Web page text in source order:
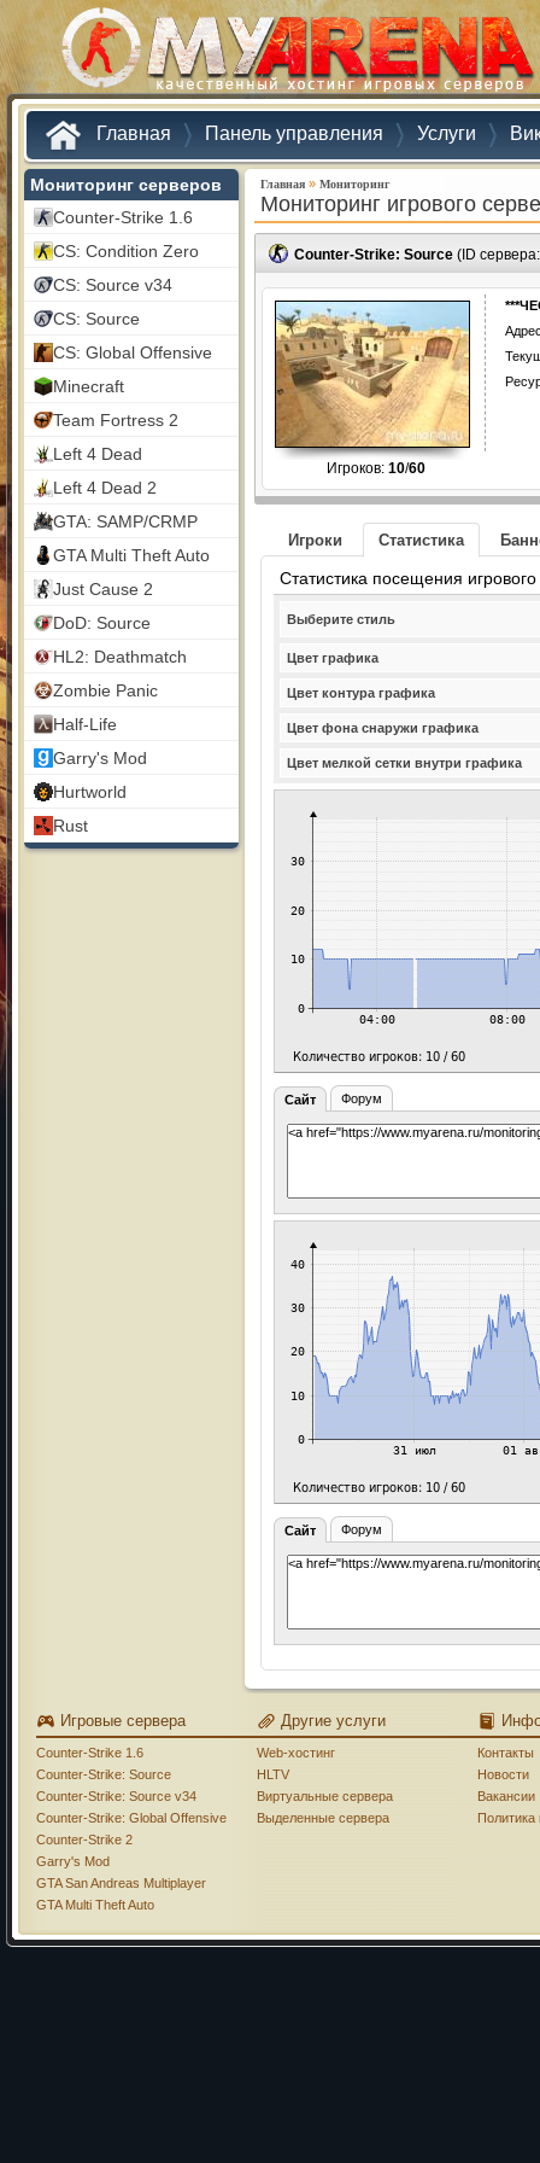
Главная Панель управления Услуги
Мониторинг серверов
Counter-Strike 1.6
CS: Condition Zero
CS: Source v34
CS: Source
CS: Global Offensive
Minecraft
Team Fortress 2
Left 4 Dead
Left 4 Dead 2
GTA: SAMP/CRMP
GTA Multi Theft Auto
Just Cause 2
DoD: Source
HL2: Deathmatch
Zombie Panic
Half-Life
Garry's Mod
Hurtworld
Rust
Главная » Мониторинг
Мониторинг игрового
Counter-Strike: Source (ID
Игроков: 10/60
Игроки Статистика
Статистика посещения
Выберите стиль
Цвет графика
Цвет контура графика
Цвет фона снаружи графика
Цвет мелкой сетки внутри графика
Сайт Форум
Сайт Форум
Игровые сервера
Counter-Strike 1.6
Counter-Strike: Source
Counter-Strike: Source v34
Counter-Strike: Global Offensive
Counter-Strike 2
Garry's Mod
GTA San Andreas Multiplayer
GTA Multi Theft Auto
Другие услуги
Web-хостинг
HLTV
Виртуальные сервера
Выделенные сервера
Контакты
Новости
Вакансии
Политика